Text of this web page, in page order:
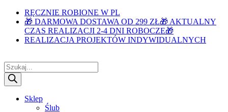
RĘCZNIE ROBIONE W PL
🎁 DARMOWA DOSTAWA OD 299 ZŁ🎁 AKTUALNY
CZAS REALIZACJI 2-4 DNI ROBOCZE🎁
REALIZACJA PROJEKTÓW INDYWIDUALNYCH
Wyszukiwarka
produktów
Sklep
Ślub